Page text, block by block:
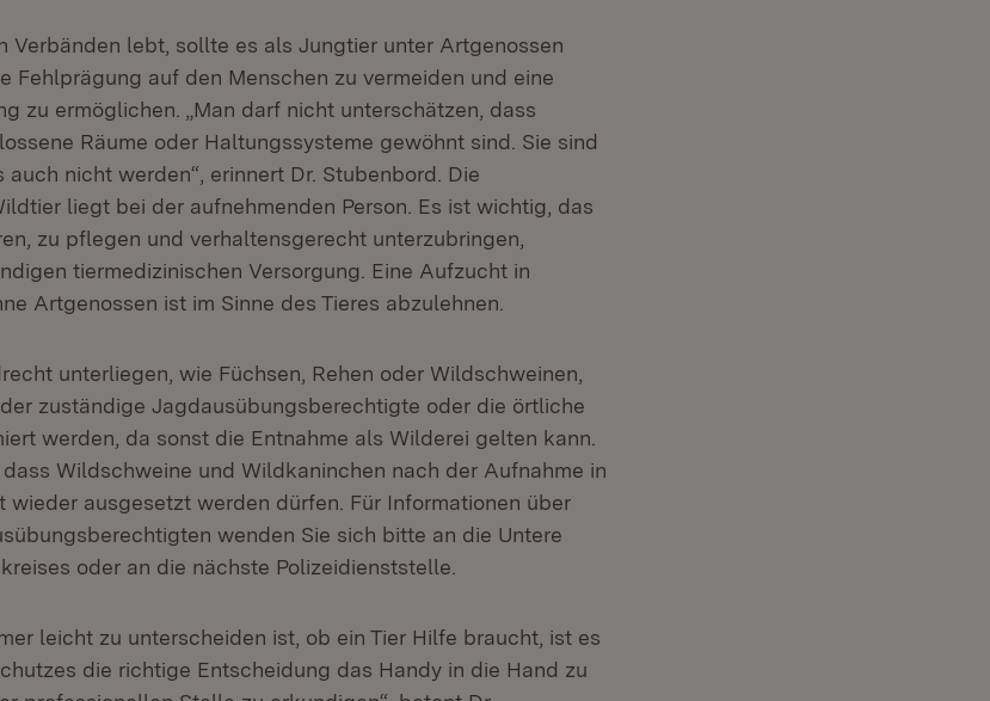
Verbänden lebt, sollte es als Jungtier unter Artgenossen
Fehlprägung auf den Menschen zu vermeiden und eine
zu ermöglichen. „Man darf nicht unterschätzen, dass
Räume oder Haltungssysteme gewöhnt sind. Sie sind
nicht werden“, erinnert Dr. Stubenbord. Die
liegt bei der aufnehmenden Person. Es ist wichtig, das
zu pflegen und verhaltensgerecht unterzubringen,
tiermedizinischen Versorgung. Eine Aufzucht in
Artgenossen ist im Sinne des Tieres abzulehnen.
unterliegen, wie Füchsen, Rehen oder Wildschweinen,
zuständige Jagdausübungsberechtigte oder die örtliche
werden, da sonst die Entnahme als Wilderei gelten kann.
Wildschweine und Wildkaninchen nach der Aufnahme in
wieder ausgesetzt werden dürfen. Für Informationen über
wenden Sie sich bitte an die Untere
oder an die nächste Polizeidienststelle.
leicht zu unterscheiden ist, ob ein Tier Hilfe braucht, ist es
die richtige Entscheidung das Handy in die Hand zu